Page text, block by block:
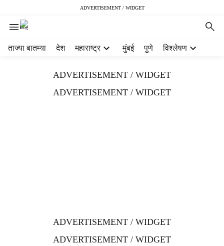
ADVERTISEMENT / WIDGET
ताज्या बातम्या देश महाराष्ट्र मुंबई पुणे विश्लेषण
ADVERTISEMENT / WIDGET
ADVERTISEMENT / WIDGET
ADVERTISEMENT / WIDGET
ADVERTISEMENT / WIDGET